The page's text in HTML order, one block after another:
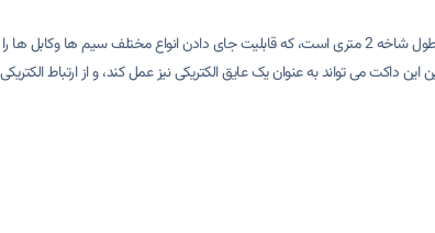
داکت می تواند به عنوان یک عایق الکتریکی نیز عمل کند، و از ارتباط